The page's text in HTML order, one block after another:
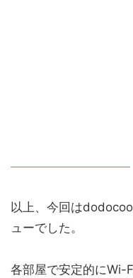
以上、今回は
ューでした。
各部屋で安定的にWi-